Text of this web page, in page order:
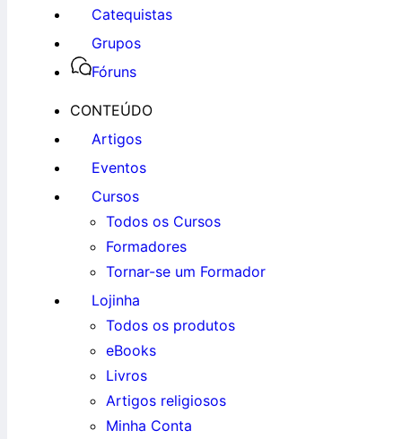
Catequistas
Grupos
Fóruns
CONTEÚDO
Artigos
Eventos
Cursos
Todos os Cursos
Formadores
Tornar-se um Formador
Lojinha
Todos os produtos
eBooks
Livros
Artigos religiosos
Minha Conta